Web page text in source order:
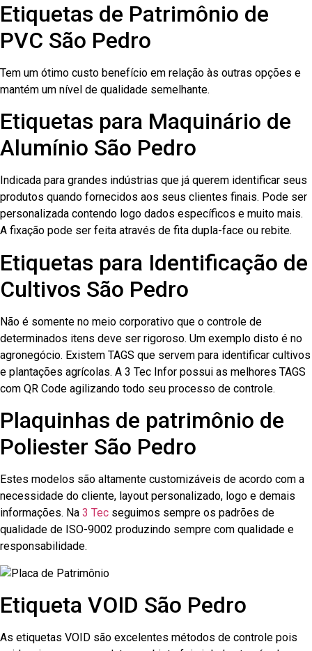
Etiquetas de Patrimônio de
PVC São Pedro
Tem um ótimo custo benefício em relação às outras opções e
mantém um nível de qualidade semelhante.
Etiquetas para Maquinário de
Alumínio São Pedro
Indicada para grandes indústrias que já querem identificar seus
produtos quando fornecidos aos seus clientes finais. Pode ser
personalizada contendo logo dados específicos e muito mais.
A fixação pode ser feita através de fita dupla-face ou rebite.
Etiquetas para Identificação de
Cultivos São Pedro
Não é somente no meio corporativo que o controle de
determinados itens deve ser rigoroso. Um exemplo disto é no
agronegócio. Existem TAGS que servem para identificar cultivos
e plantações agrícolas. A 3 Tec Infor possui as melhores TAGS
com QR Code agilizando todo seu processo de controle.
Plaquinhas de patrimônio de
Poliester São Pedro
Estes modelos são altamente customizáveis de acordo com a
necessidade do cliente, layout personalizado, logo e demais
informações. Na 3 Tec seguimos sempre os padrões de
qualidade de ISO-9002 produzindo sempre com qualidade e
responsabilidade.
Etiqueta VOID São Pedro
As etiquetas VOID são excelentes métodos de controle pois